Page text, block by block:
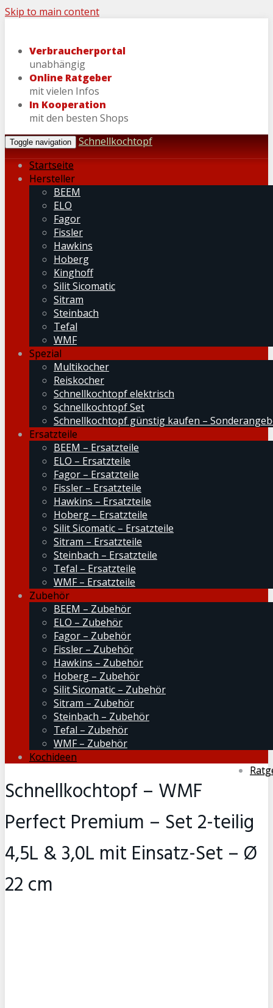
Skip to main content
Verbraucherportal
unabhängig
Online Ratgeber
mit vielen Infos
In Kooperation
mit den besten Shops
Toggle navigation
Schnellkochtopf
Startseite
Hersteller
BEEM
ELO
Fagor
Fissler
Hawkins
Hoberg
Kinghoff
Silit Sicomatic
Sitram
Steinbach
Tefal
WMF
Spezial
Multikocher
Reiskocher
Schnellkochtopf elektrisch
Schnellkochtopf Set
Schnellkochtopf günstig kaufen –
Ersatzteile
BEEM – Ersatzteile
ELO – Ersatzteile
Fagor – Ersatzteile
Fissler – Ersatzteile
Hawkins – Ersatzteile
Hoberg – Ersatzteile
Silit Sicomatic – Ersatzteile
Sitram – Ersatzteile
Steinbach – Ersatzteile
Tefal – Ersatzteile
WMF – Ersatzteile
Zubehör
BEEM – Zubehör
ELO – Zubehör
Fagor – Zubehör
Fissler – Zubehör
Hawkins – Zubehör
Hoberg – Zubehör
Silit Sicomatic – Zubehör
Sitram – Zubehör
Steinbach – Zubehör
Tefal – Zubehör
WMF – Zubehör
Kochideen
Schnellkochtopf – WMF
Perfect Premium – Set 2-teilig
4,5L & 3,0L mit Einsatz-Set – Ø
22 cm